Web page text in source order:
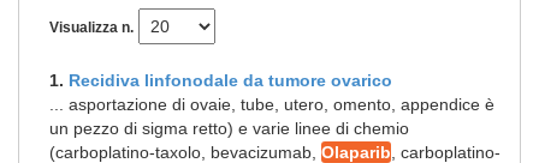
Visualizza n.
1. Recidiva linfonodale da tumore ovarico
... asportazione di ovaie, tube, utero, omento, appendice è
un pezzo di sigma retto) e varie linee di chemio
(carboplatino-taxolo, bevacizumab, Olaparib , carboplatino-